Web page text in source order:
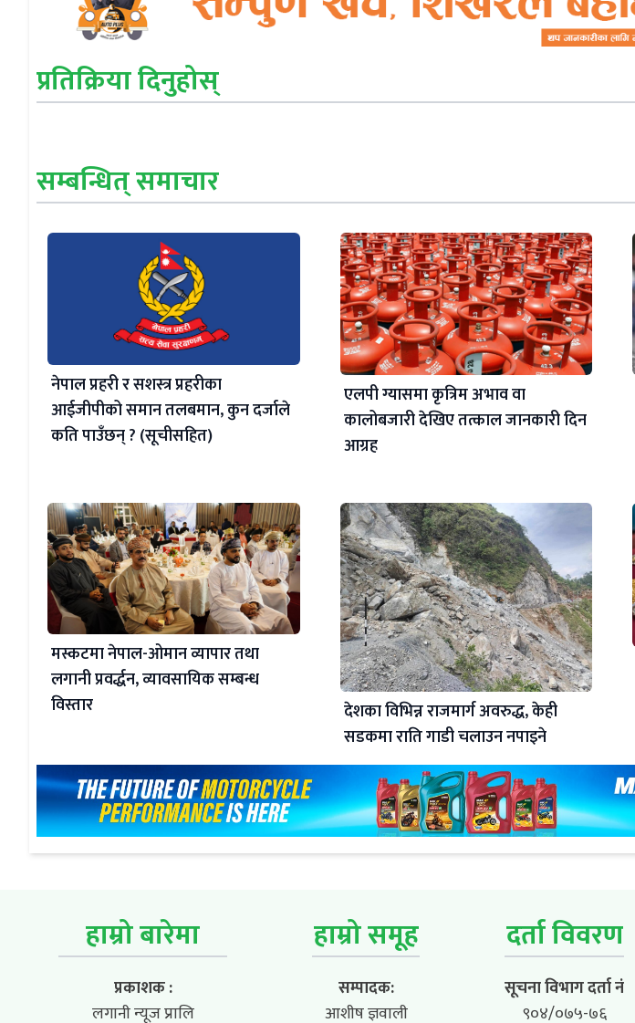
प्रतिक्रिया दिनुहोस्
सम्बन्धित् समाचार
नेपाल प्रहरी र सशस्त्र प्रहरीका
आईजीपीको समान तलबमान, कुन दर्जाले
कति पाउँछन् ? (सूचीसहित)
एलपी ग्यासमा कृत्रिम अभाव वा
कालोबजारी देखिए तत्काल जानकारी दिन
आग्रह
मस्कटमा नेपाल-ओमान व्यापार तथा
लगानी प्रवर्द्धन, व्यावसायिक सम्बन्ध
विस्तार
देशका विभिन्न राजमार्ग अवरुद्ध, केही
सडकमा राति गाडी चलाउन नपाइने
हाम्रो बारेमा
प्रकाशक :
लगानी न्यूज प्रालि
हाम्रो समूह
सम्पादक:
आशीष ज्ञवाली
दर्ता विवरण
सूचना विभाग दर्ता नं
९०४/०७५-७६